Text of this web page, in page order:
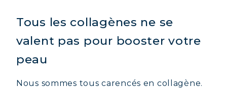
Tous les collagènes ne se
valent pas pour booster votre
peau
Nous sommes tous carencés en collagène.